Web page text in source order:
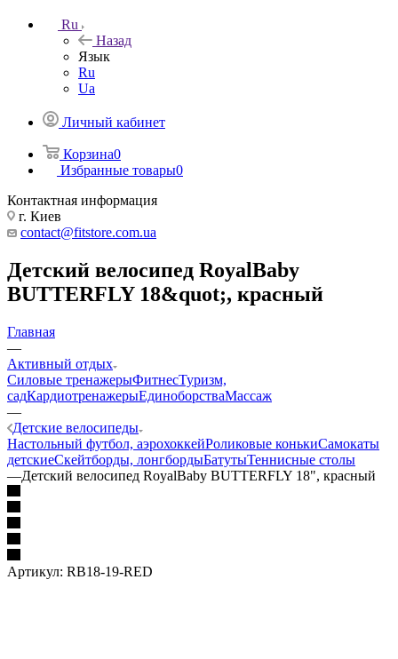
Ru
Назад
Язык
Ru
Ua
Личный кабинет
Корзина0
Избранные товары0
Контактная информация
г. Киев
contact@fitstore.com.ua
Детский велосипед RoyalBaby
BUTTERFLY 18&quot;, красный
Главная
—
Активный отдых
Силовые тренажерыФитнесТуризм,
садКардиотренажерыЕдиноборстваМассаж
—
Детские велосипеды
Настольный футбол, аэрохоккейРоликовые конькиСамокаты
детскиеСкейтборды, лонгбордыБатутыТеннисные столы
—Детский велосипед RoyalBaby BUTTERFLY 18", красный
Артикул: RB18-19-RED